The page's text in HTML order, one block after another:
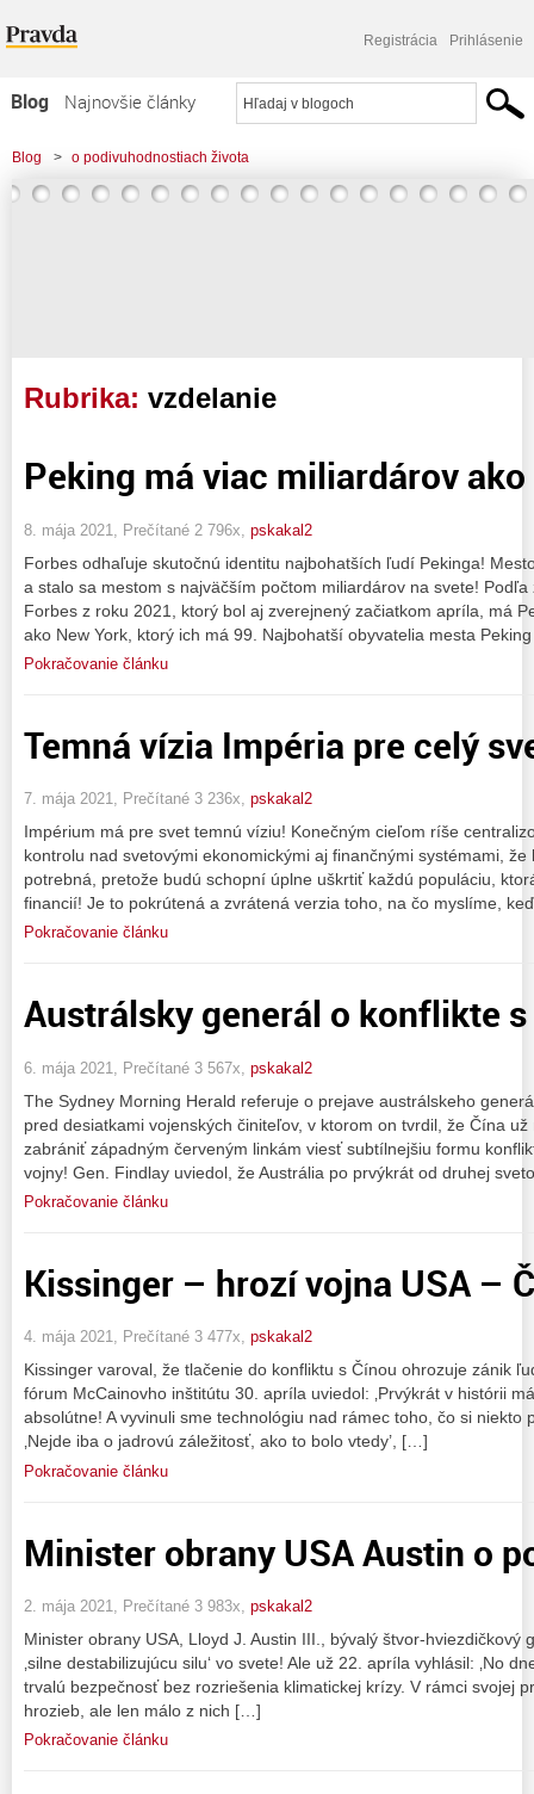
Registrácia Prihlásenie
Blog
Najnovšie články
Najčítanejšie články
Najkomentovanejšie články
Blog > o podivuhodnostiach života
Rubrika: vzdelanie
Peking má viac miliardárov ako
8. mája 2021, Prečítané 2 796x, pskakal2
Forbes odhaľuje skutočnú identitu najbohatších ľudí Pekinga!
a stalo sa mestom s najväčším počtom miliardárov na svete!
Forbes z roku 2021, ktorý bol aj zverejnený začiatkom apríla, má
ako New York, ktorý ich má 99. Najbohatší obyvatelia mesta
Pokračovanie článku
Temná vízia Impéria pre celý
7. mája 2021, Prečítané 3 236x, pskakal2
Impérium má pre svet temnú víziu! Konečným cieľom ríše
kontrolu nad svetovými ekonomickými aj finančnými systémami,
potrebná, pretože budú schopní úplne uškrtiť každú populáciu,
financií! Je to pokrútená a zvrátená verzia toho, na čo myslíme,
Pokračovanie článku
Austrálsky generál o konflikte
6. mája 2021, Prečítané 3 567x, pskakal2
The Sydney Morning Herald referuje o prejave austrálskeho
pred desiatkami vojenských činiteľov, v ktorom on tvrdil, že Čína
zabrániť západným červeným linkám viesť subtílnejšiu formu
vojny! Gen. Findlay uviedol, že Austrália po prvýkrát od druhej
Pokračovanie článku
Kissinger – hrozí vojna USA –
4. mája 2021, Prečítané 3 477x, pskakal2
Kissinger varoval, že tlačenie do konfliktu s Čínou ohrozuje zánik
fórum McCainovho inštitútu 30. apríla uviedol: ‚Prvýkrát v histórii
absolútne! A vyvinuli sme technológiu nad rámec toho, čo si niekto
‚Nejde iba o jadrovú záležitosť, ako to bolo vtedy’, […]
Pokračovanie článku
Minister obrany USA Austin o
2. mája 2021, Prečítané 3 983x, pskakal2
Minister obrany USA, Lloyd J. Austin III., bývalý štvor-hviezdičkový
‚silne destabilizujúcu silu‘ vo svete! Ale už 22. apríla vyhlásil: ‚No
trvalú bezpečnosť bez rozriešenia klimatickej krízy. V rámci svojej
hrozieb, ale len málo z nich […]
Pokračovanie článku